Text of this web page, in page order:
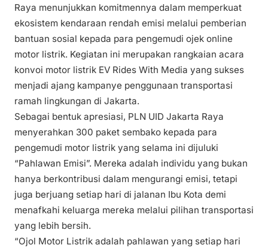
Raya menunjukkan komitmennya dalam memperkuat
ekosistem kendaraan rendah emisi melalui pemberian
bantuan sosial kepada para pengemudi ojek online
motor listrik. Kegiatan ini merupakan rangkaian acara
konvoi motor listrik EV Rides With Media yang sukses
menjadi ajang kampanye penggunaan transportasi
ramah lingkungan di Jakarta.
Sebagai bentuk apresiasi, PLN UID Jakarta Raya
menyerahkan 300 paket sembako kepada para
pengemudi motor listrik yang selama ini dijuluki
“Pahlawan Emisi”. Mereka adalah individu yang bukan
hanya berkontribusi dalam mengurangi emisi, tetapi
juga berjuang setiap hari di jalanan Ibu Kota demi
menafkahi keluarga mereka melalui pilihan transportasi
yang lebih bersih.
“Ojol Motor Listrik adalah pahlawan yang setiap hari